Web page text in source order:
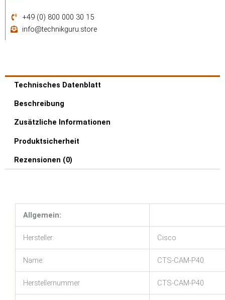
+49 (0) 800 000 30 15
info@technikguru.store
Technisches Datenblatt
Beschreibung
Zusätzliche Informationen
Produktsicherheit
Rezensionen (0)
Allgemein:
Hersteller: Cisco
Name: CTS-CAM-P40
Herstellernummer CTS-CAM-P40